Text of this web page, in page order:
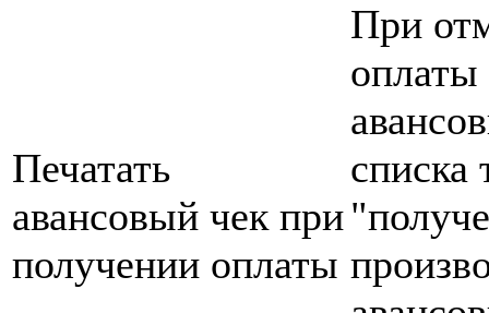
Печатать
авансовый чек при
получении оплаты
При
оплаты
списка